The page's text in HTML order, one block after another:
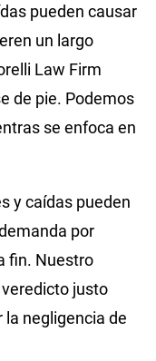
pueden causar
un largo
Law Firm
de pie. Podemos
se enfoca en
y caídas pueden
por
fin. Nuestro
justo
la negligencia de